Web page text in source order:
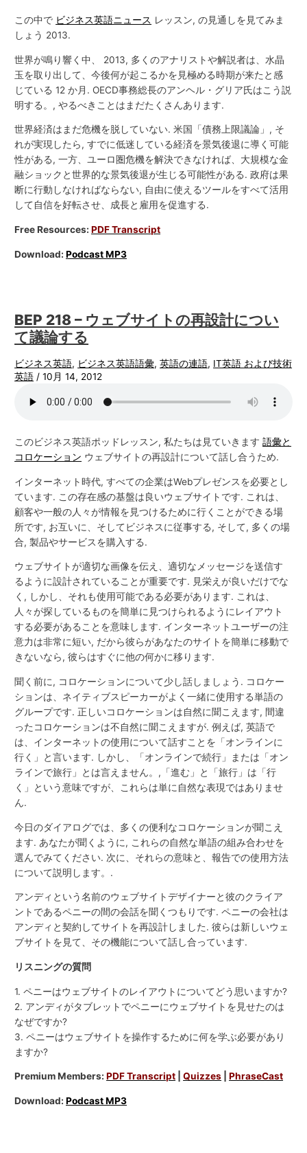
この中で ビジネス英語ニュース レッスン, の見通しを見てみま
しょう 2013.
世界が鳴り響く中、 2013, 多くのアナリストや解説者は、水晶
玉を取り出して、今後何が起こるかを見極める時期が来たと感
じている 12 か月. OECD事務総長のアンヘル・グリア氏はこう説
明する。, やるべきことはまだたくさんあります.
世界経済はまだ危機を脱していない. 米国「債務上限議論」, そ
れが実現したら, すでに低迷している経済を景気後退に導く可能
性がある, 一方、ユーロ圏危機を解決できなければ、大規模な金
融ショックと世界的な景気後退が生じる可能性がある. 政府は果
断に行動しなければならない, 自由に使えるツールをすべて活用
して自信を好転させ、成長と雇用を促進する.
Free Resources:PDF Transcript
Download:Podcast MP3
BEP 218 – ウェブサイトの再設計につい
て議論する
ビジネス英語, ビジネス英語語彙,英語の連語, IT英語 および技術
英語 /10月 14, 2012
このビジネス英語ポッドレッスン, 私たちは見ていきます語彙と
コロケーション ウェブサイトの再設計について話し合うため.
インターネット時代, すべての企業はWebプレゼンスを必要とし
ています. この存在感の基盤は良いウェブサイトです. これは、
顧客や一般の人々が情報を見つけるために行くことができる場
所です, お互いに、そしてビジネスに従事する, そして, 多くの場
合, 製品やサービスを購入する.
ウェブサイトが適切な画像を伝え、適切なメッセージを送信す
るように設計されていることが重要です. 見栄えが良いだけでな
く, しかし、それも使用可能である必要があります. これは、
人々が探しているものを簡単に見つけられるようにレイアウト
する必要があることを意味します. インターネットユーザーの注
意力は非常に短い, だから彼らがあなたのサイトを簡単に移動で
きないなら, 彼らはすぐに他の何かに移ります.
聞く前に, コロケーションについて少し話しましょう. コロケー
ションは、ネイティブスピーカーがよく一緒に使用する単語の
グループです. 正しいコロケーションは自然に聞こえます, 間違
ったコロケーションは不自然に聞こえますが. 例えば, 英語で
は、インターネットの使用について話すことを「オンラインに
行く」と言います. しかし、「オンラインで続行」または「オン
ラインで旅行」とは言えません。,「進む」と「旅行」は「行
く」という意味ですが、これらは単に自然な表現ではありませ
ん.
今日のダイアログでは、多くの便利なコロケーションが聞こえ
ます. あなたが聞くように, これらの自然な単語の組み合わせを
選んでみてください. 次に、それらの意味と、報告での使用方法
について説明します。.
アンディという名前のウェブサイトデザイナーと彼のクライア
ントであるペニーの間の会話を聞くつもりです. ペニーの会社は
アンディと契約してサイトを再設計しました. 彼らは新しいウェ
ブサイトを見て、その機能について話し合っています.
リスニングの質問
1. ペニーはウェブサイトのレイアウトについてどう思いますか?
2. アンディがタブレットでペニーにウェブサイトを見せたのは
なぜですか?
3. ペニーはウェブサイトを操作するために何を学ぶ必要があり
ますか?
Premium Members:PDF Transcript |Quizzes |PhraseCast
Download:Podcast MP3